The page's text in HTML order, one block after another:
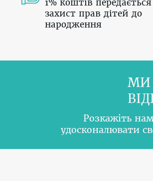
1% коштів
захист прав дітей до
народження
МИ
Розкажіть
удосконалювати